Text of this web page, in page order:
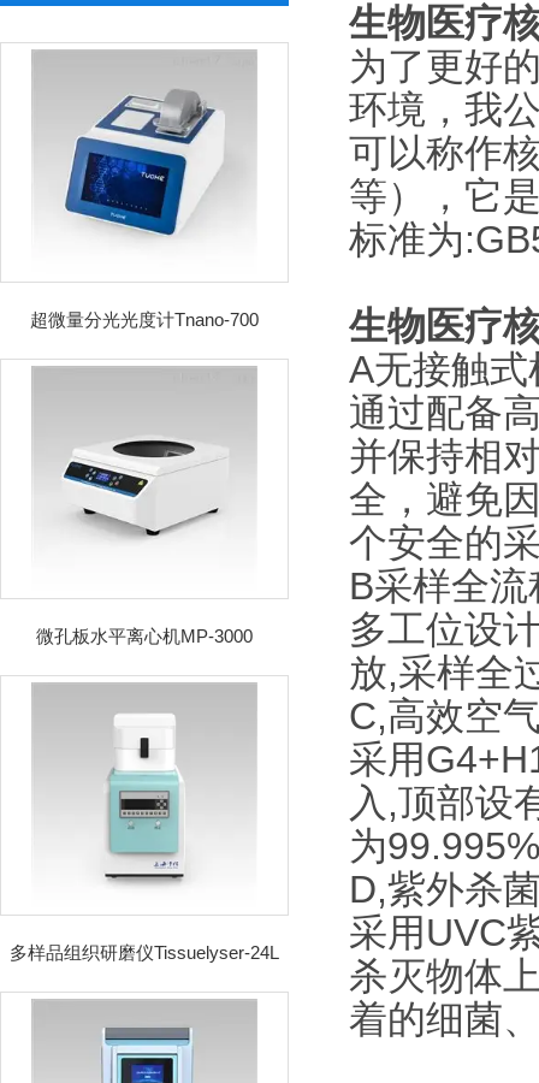
超微量分光光度计Tnano-700
微孔板水平离心机MP-3000
多样品组织研磨仪Tissuelyser-24L
生物医疗
为了更好
环境，我
可以称作
等），它
标准为
生物医疗
A无接触
通过配备
并保持相
全，避免
个安全的
B采样全
多工位设
放,采样全
C,高效空
采用
入,顶部设
为99.995%
D,紫外杀
采用UVC
杀灭物体
着的细菌